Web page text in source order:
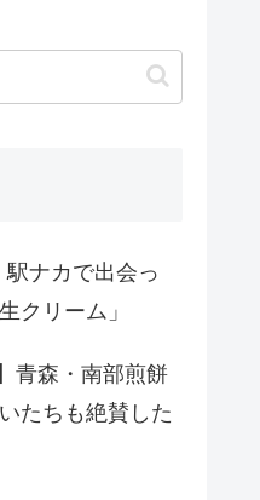
駅ナカで出会っ
クリーム」
青森・南部煎餅
たちも絶賛した